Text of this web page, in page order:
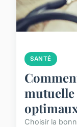
SANTÉ
mutuelle
Choisir la